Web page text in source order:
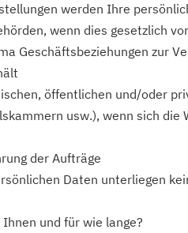
werden Ihre
wenn dies gesetzlich
Geschäftsbeziehungen zur
öffentlichen und/oder
usw.), wenn sich
der Aufträge
Daten unterliegen
und für wie lange?